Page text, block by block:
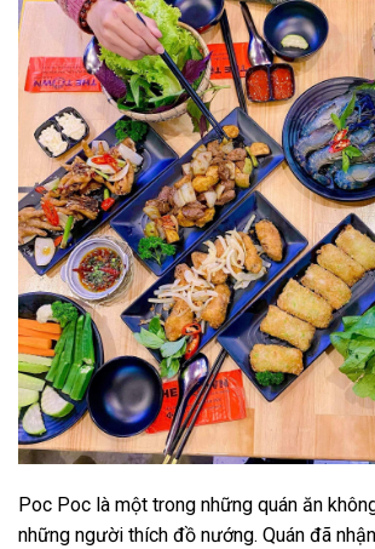
Poc Poc là một trong những quán ăn
những người thích đồ nướng. Quán đã